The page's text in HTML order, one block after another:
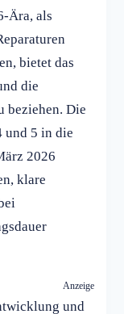
Ära, als
bietet das
die
beziehen. Die
und 5 in die
2026
klare
Anzeige
und